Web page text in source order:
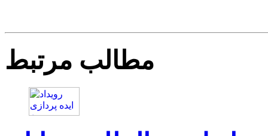
مطالب مرتبط